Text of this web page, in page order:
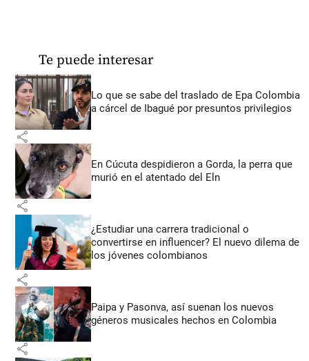
Te puede interesar
Lo que se sabe del traslado de Epa Colombia
a cárcel de Ibagué por presuntos privilegios
share
En Cúcuta despidieron a Gorda, la perra que
murió en el atentado del Eln
share
¿Estudiar una carrera tradicional o
convertirse en influencer? El nuevo dilema de
los jóvenes colombianos
share
Paipa y Pasonva, así suenan los nuevos
géneros musicales hechos en Colombia
share